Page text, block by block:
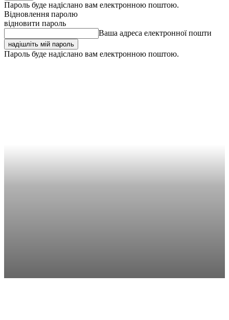
Пароль буде надіслано вам електронною поштою.
Відновлення паролю
відновити пароль
Ваша адреса електронної пошти
Пароль буде надіслано вам електронною поштою.